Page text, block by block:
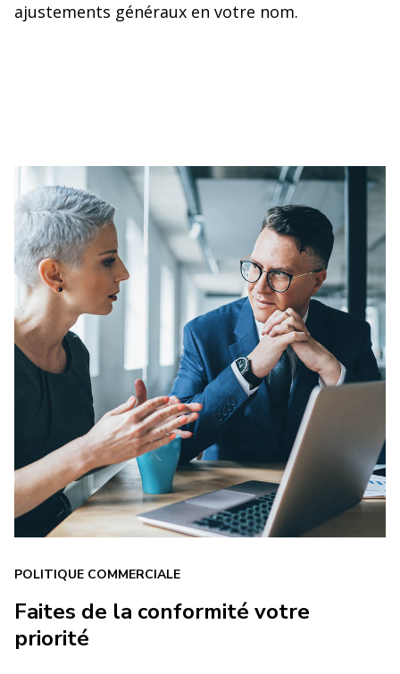
ajustements généraux en votre nom.
POLITIQUE COMMERCIALE
Faites de la conformité votre
priorité